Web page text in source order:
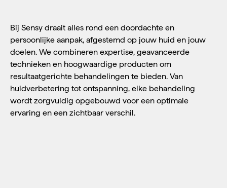
Bij Sensy draait alles rond een doordachte en
persoonlijke aanpak, afgestemd op jouw huid en jouw
doelen. We combineren expertise, geavanceerde
technieken en hoogwaardige producten om
resultaatgerichte behandelingen te bieden. Van
huidverbetering tot ontspanning, elke behandeling
wordt zorgvuldig opgebouwd voor een optimale
ervaring en een zichtbaar verschil.